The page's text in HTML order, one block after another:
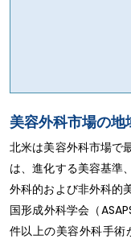
美容外科市場の地
北米は美容外科市場で
は、進化する美容基準
外科的および非外科的
国形成外科学会（
件以上の美容外科手